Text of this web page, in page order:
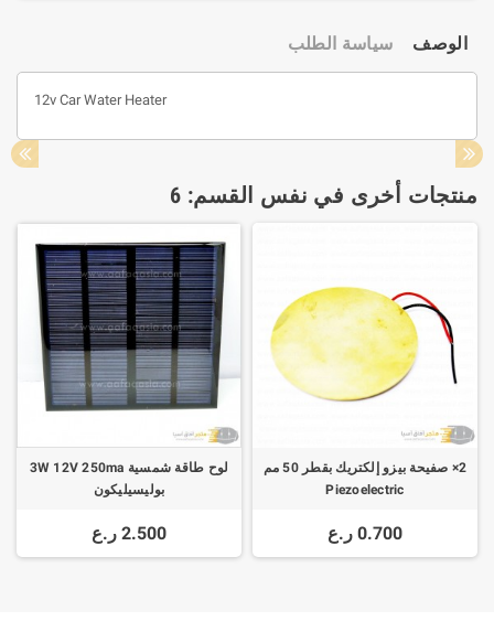
الوصف سياسة الطلب
12v Car Water Heater
منتجات أخرى في نفس القسم: 6
2× صفيحة بيزو إلكتريك بقطر 50 مم
Piezoelectric
0.700 ر.ع
لوح طاقة شمسية 3W 12V 250ma
بوليسيليكون
2.500 ر.ع